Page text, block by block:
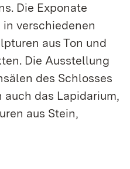
Die Exponate
verschiedenen
aus Ton und
Die Ausstellung
des Schlosses
das Lapidarium,
aus Stein,